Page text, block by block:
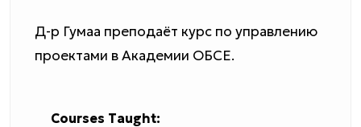
Д-р Гумаа преподаёт курс по управлению
проектами в Академии ОБСЕ.
Courses Taught: